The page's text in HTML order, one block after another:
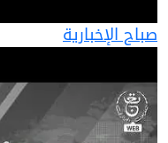
صباح الإخبارية